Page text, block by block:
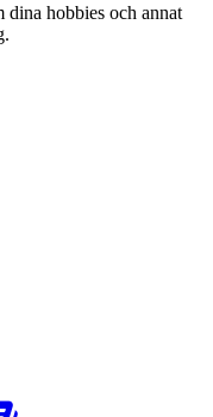
dina hobbies och annat